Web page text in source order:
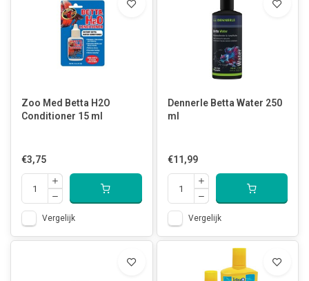
Zoo Med Betta H2O
Conditioner 15 ml
€3,75
Vergelijk
Dennerle Betta Water 250
ml
€11,99
Vergelijk